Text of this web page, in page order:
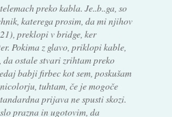
preko kabla. Je..b..ga, so
katerega prosim, da mi njihov
preklopi v bridge, ker
Pokima z glavo, priklopi kable,
ostale stvari zrihtam preko
babji firbec kot sem, poskušam
tuhtam, če je mogoče
prijava ne spusti skozi.
prazna in ugotovim, da